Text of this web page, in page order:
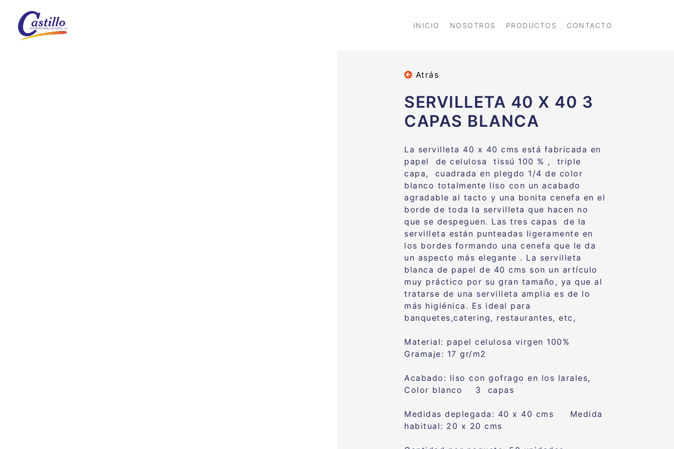
INICIO NOSOTROS PRODUCTOS CONTACTO
Atrás
SERVILLETA 40 X 40 3
CAPAS BLANCA
La servilleta 40 x 40 cms está fabricada en
papel de celulosa tissú 100 % , triple
capa, cuadrada en plegdo 1/4 de color
blanco totalmente liso con un acabado
agradable al tacto y una bonita cenefa en el
borde de toda la servilleta que hacen no
que se despeguen. Las tres capas de la
servilleta están punteadas ligeramente en
los bordes formando una cenefa que le da
un aspecto más elegante . La servilleta
blanca de papel de 40 cms son un artículo
muy práctico por su gran tamaño, ya que al
tratarse de una servilleta amplia es de lo
más higiénica. Es ideal para
banquetes,catering, restaurantes, etc,
Material: papel celulosa virgen 100%
Gramaje: 17 gr/m2
Acabado: liso con gofrago en los larales,
Color blanco 3 capas
Medidas deplegada: 40 x 40 cms Medida
habitual: 20 x 20 cms